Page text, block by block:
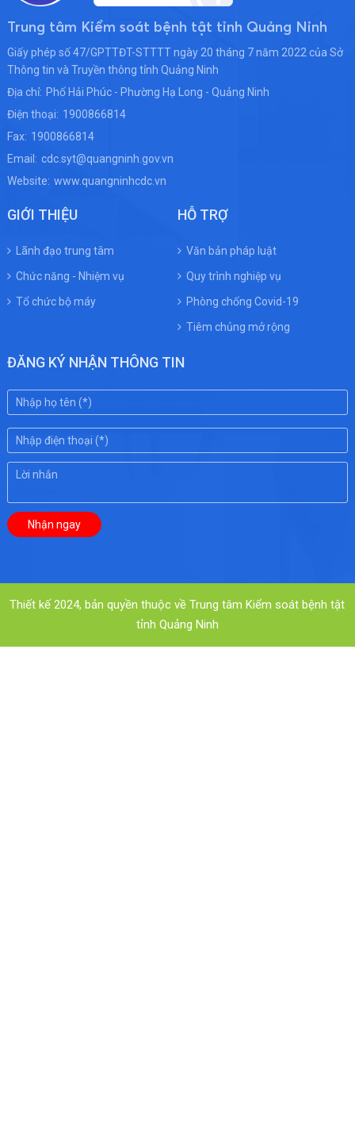
Trung tâm Kiểm soát bệnh tật tỉnh Quảng Ninh
Giấy phép số 47/GPTTĐT-STTTT ngày 20 tháng 7 năm 2022 của Sở
Thông tin và Truyền thông tỉnh Quảng Ninh
Địa chỉ: Phố Hải Phúc - Phường Hạ Long - Quảng Ninh
Điện thoại: 1900866814
Fax: 1900866814
Email: cdc.syt@quangninh.gov.vn
Website: www.quangninhcdc.vn
GIỚI THIỆU
Lãnh đạo trung tâm
Chức năng - Nhiệm vụ
Tổ chức bộ máy
HỖ TRỢ
Văn bản pháp luật
Quy trình nghiệp vụ
Phòng chống Covid-19
Tiêm chủng mở rộng
ĐĂNG KÝ NHẬN THÔNG TIN
Thiết kế 2024, bản quyền thuộc về Trung tâm Kiểm soát bệnh tật
tỉnh Quảng Ninh